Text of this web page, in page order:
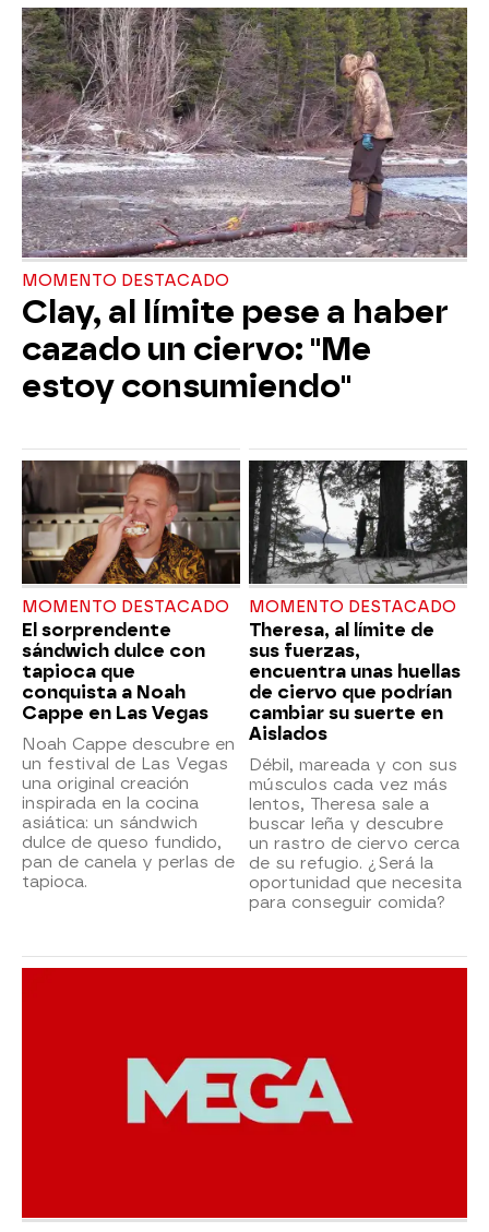
MOMENTO DESTACADO
Clay, al límite pese a haber
cazado un ciervo: "Me
estoy consumiendo"
MOMENTO DESTACADO
El sorprendente
sándwich dulce con
tapioca que
conquista a Noah
Cappe en Las Vegas
Noah Cappe descubre en
un festival de Las Vegas
una original creación
inspirada en la cocina
asiática: un sándwich
dulce de queso fundido,
pan de canela y perlas de
tapioca.
MOMENTO DESTACADO
Theresa, al límite de
sus fuerzas,
encuentra unas huellas
de ciervo que podrían
cambiar su suerte en
Aislados
Débil, mareada y con sus
músculos cada vez más
lentos, Theresa sale a
buscar leña y descubre
un rastro de ciervo cerca
de su refugio. ¿Será la
oportunidad que necesita
para conseguir comida?